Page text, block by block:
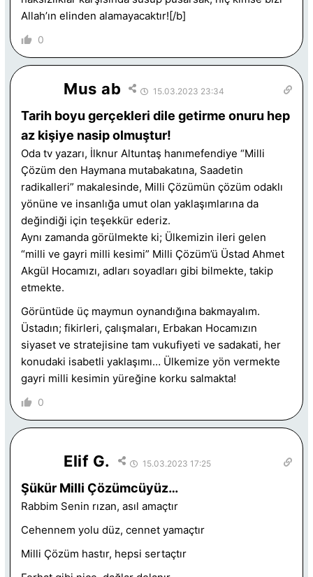
Allah’ın elinden alamayacaktır![/b]
0
Mus ab 15.03.2023 23:34
Tarih boyu gerçekleri dile getirme onuru hep
az kişiye nasip olmuştur!
Oda tv yazarı, İlknur Altuntaş hanımefendiye “Milli
Çözüm den Haymana mutabakatına, Saadetin
radikalleri” makalesinde, Milli Çözümün çözüm odaklı
yönüne ve insanlığa umut olan yaklaşımlarına da
değindiği için teşekkür ederiz.
Aynı zamanda görülmekte ki; Ülkemizin ileri gelen
“milli ve gayri milli kesimi” Milli Çözüm’ü Üstad Ahmet
Akgül Hocamızı, adları soyadları gibi bilmekte, takip
etmekte.
Görüntüde üç maymun oynandığına bakmayalım.
Üstadın; fikirleri, çalışmaları, Erbakan Hocamızın
siyaset ve stratejisine tam vukufiyeti ve sadakati, her
konudaki isabetli yaklaşımı… Ülkemize yön vermekte
gayri milli kesimin yüreğine korku salmakta!
0
Elif G. 15.03.2023 17:25
Şükür Milli Çözümcüyüz…
Rabbim Senin rızan, asıl amaçtır
Cehennem yolu düz, cennet yamaçtır
Milli Çözüm hastır, hepsi sertaçtır